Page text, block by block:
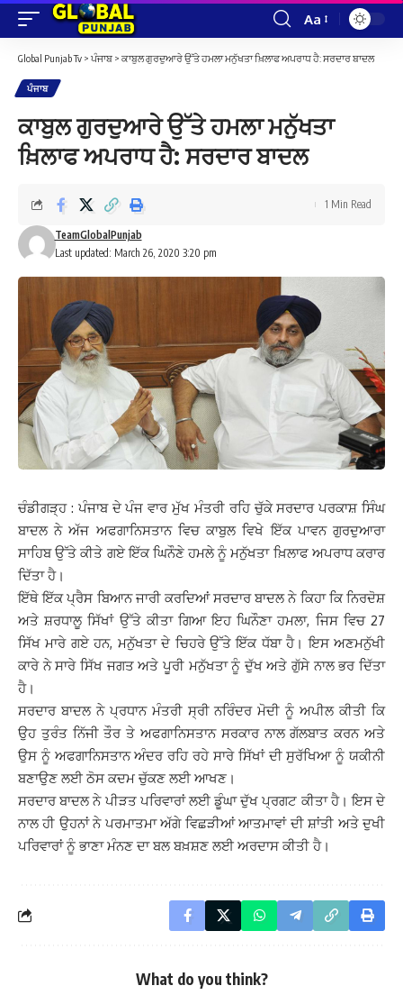
Font
Resizer
Aa
Global Punjab Tv > ਪੰਜਾਬ > ਕਾਬੁਲ ਗੁਰਦੁਆਰੇ ਉੱਤੇ ਹਮਲਾ ਮਨੁੱਖਤਾ ਖ਼ਿਲਾਫ ਅਪਰਾਧ ਹੈ: ਸਰਦਾਰ ਬਾਦਲ
ਪੰਜਾਬ
ਕਾਬੁਲ ਗੁਰਦੁਆਰੇ ਉੱਤੇ ਹਮਲਾ ਮਨੁੱਖਤਾ
ਖ਼ਿਲਾਫ ਅਪਰਾਧ ਹੈ: ਸਰਦਾਰ ਬਾਦਲ
Last updated: March 26, 2020 3:20 pm
TeamGlobalPunjab
1 Min Read
ਚੰਡੀਗੜ੍ਹ : ਪੰਜਾਬ ਦੇ ਪੰਜ ਵਾਰ ਮੁੱਖ ਮੰਤਰੀ ਰਹਿ ਚੁੱਕੇ ਸਰਦਾਰ ਪਰਕਾਸ਼ ਸਿੰਘ
ਬਾਦਲ ਨੇ ਅੱਜ ਅਫਗਾਨਿਸਤਾਨ ਵਿਚ ਕਾਬੁਲ ਵਿਖੇ ਇੱਕ ਪਾਵਨ ਗੁਰਦੁਆਰਾ
ਸਾਹਿਬ ਉੱਤੇ ਕੀਤੇ ਗਏ ਇੱਕ ਘਿਨੌਣੇ ਹਮਲੇ ਨੂੰ ਮਨੁੱਖਤਾ ਖ਼ਿਲਾਫ ਅਪਰਾਧ ਕਰਾਰ
ਦਿੱਤਾ ਹੈ।
ਇੱਥੇ ਇੱਕ ਪ੍ਰੈਸ ਬਿਆਨ ਜਾਰੀ ਕਰਦਿਆਂ ਸਰਦਾਰ ਬਾਦਲ ਨੇ ਕਿਹਾ ਕਿ ਨਿਰਦੋਸ਼
ਅਤੇ ਸ਼ਰਧਾਲੂ ਸਿੱਖਾਂ ਉੱਤੇ ਕੀਤਾ ਗਿਆ ਇਹ ਘਿਨੌਣਾ ਹਮਲਾ, ਜਿਸ ਵਿਚ 27
ਸਿੱਖ ਮਾਰੇ ਗਏ ਹਨ, ਮਨੁੱਖਤਾ ਦੇ ਚਿਹਰੇ ਉੱਤੇ ਇੱਕ ਧੱਬਾ ਹੈ। ਇਸ ਅਣਮਨੁੱਖੀ
ਕਾਰੇ ਨੇ ਸਾਰੇ ਸਿੱਖ ਜਗਤ ਅਤੇ ਪੂਰੀ ਮਨੁੱਖਤਾ ਨੂੰ ਦੁੱਖ ਅਤੇ ਗੁੱਸੇ ਨਾਲ ਭਰ ਦਿੱਤਾ
ਹੈ।
ਸਰਦਾਰ ਬਾਦਲ ਨੇ ਪ੍ਰਧਾਨ ਮੰਤਰੀ ਸ੍ਰੀ ਨਰਿੰਦਰ ਮੋਦੀ ਨੂੰ ਅਪੀਲ ਕੀਤੀ ਕਿ
ਉਹ ਤੁਰੰਤ ਨਿੱਜੀ ਤੌਰ ਤੇ ਅਫਗਾਨਿਸਤਾਨ ਸਰਕਾਰ ਨਾਲ ਗੱਲਬਾਤ ਕਰਨ ਅਤੇ
ਉਸ ਨੂੰ ਅਫਗਾਨਿਸਤਾਨ ਅੰਦਰ ਰਹਿ ਰਹੇ ਸਾਰੇ ਸਿੱਖਾਂ ਦੀ ਸੁਰੱਖਿਆ ਨੂੰ ਯਕੀਨੀ
ਬਣਾਉਣ ਲਈ ਠੋਸ ਕਦਮ ਚੁੱਕਣ ਲਈ ਆਖਣ।
ਸਰਦਾਰ ਬਾਦਲ ਨੇ ਪੀੜਤ ਪਰਿਵਾਰਾਂ ਲਈ ਡੂੰਘਾ ਦੁੱਖ ਪ੍ਰਗਟ ਕੀਤਾ ਹੈ। ਇਸ ਦੇ
ਨਾਲ ਹੀ ਉਹਨਾਂ ਨੇ ਪਰਮਾਤਮਾ ਅੱਗੇ ਵਿਛੜੀਆਂ ਆਤਮਾਵਾਂ ਦੀ ਸ਼ਾਂਤੀ ਅਤੇ ਦੁਖੀ
ਪਰਿਵਾਰਾਂ ਨੂੰ ਭਾਣਾ ਮੰਨਣ ਦਾ ਬਲ ਬਖ਼ਸ਼ਣ ਲਈ ਅਰਦਾਸ ਕੀਤੀ ਹੈ।
What do you think?